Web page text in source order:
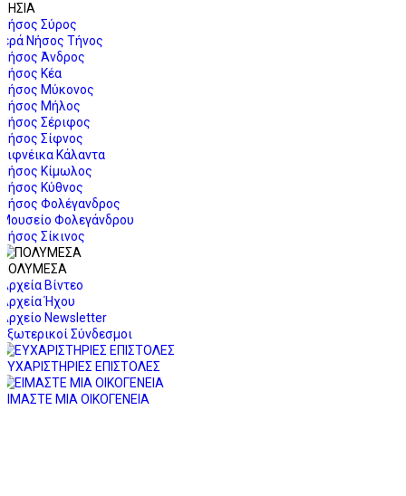
ΝΗΣΙΑ
Νήσος Σύρος
Ιερά Νήσος Τήνος
Νήσος Άνδρος
Νήσος Κέα
Νήσος Μύκονος
Νήσος Μήλος
Νήσος Σέριφος
Νήσος Σίφνος
Σιφνέικα Κάλαντα
Νήσος Κίμωλος
Νήσος Κύθνος
Νήσος Φολέγανδρος
Μουσείο Φολεγάνδρου
Νήσος Σίκινος
ΠΟΛΥΜΕΣΑ
Αρχεία Βίντεο
Αρχεία Ήχου
Αρχείο Newsletter
Εξωτερικοί Σύνδεσμοι
ΕΥΧΑΡΙΣΤΗΡΙΕΣ ΕΠΙΣΤΟΛΕΣ
ΕΙΜΑΣΤΕ ΜΙΑ ΟΙΚΟΓΕΝΕΙΑ